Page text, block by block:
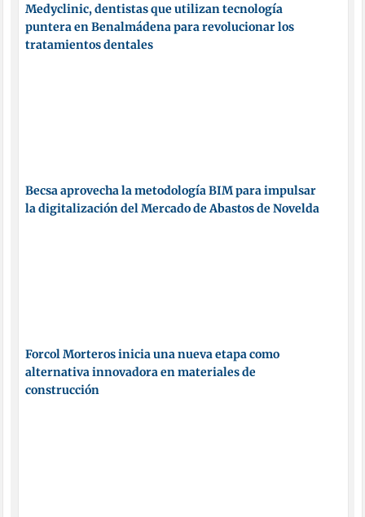
Medyclinic, dentistas que utilizan tecnología
puntera en Benalmádena para revolucionar los
tratamientos dentales
Becsa aprovecha la metodología BIM para impulsar
la digitalización del Mercado de Abastos de Novelda
Forcol Morteros inicia una nueva etapa como
alternativa innovadora en materiales de
construcción